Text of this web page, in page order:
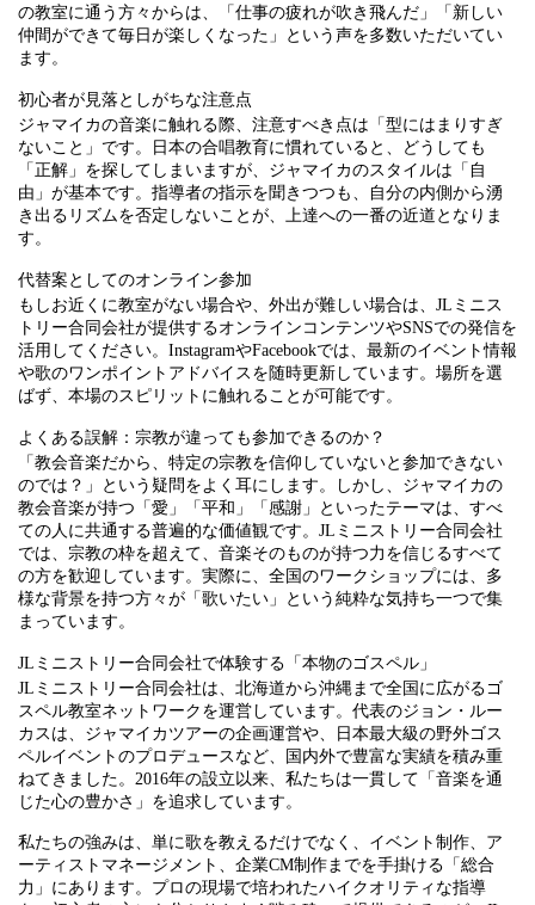
の教室に通う方々からは、「仕事の疲れが吹き飛んだ」「新しい
仲間ができて毎日が楽しくなった」という声を多数いただいてい
ます。
初心者が見落としがちな注意点
ジャマイカの音楽に触れる際、注意すべき点は「型にはまりすぎ
ないこと」です。日本の合唱教育に慣れていると、どうしても
「正解」を探してしまいますが、ジャマイカのスタイルは「自
由」が基本です。指導者の指示を聞きつつも、自分の内側から湧
き出るリズムを否定しないことが、上達への一番の近道となりま
す。
代替案としてのオンライン参加
もしお近くに教室がない場合や、外出が難しい場合は、JLミニス
トリー合同会社が提供するオンラインコンテンツやSNSでの発信を
活用してください。InstagramやFacebookでは、最新のイベント情報
や歌のワンポイントアドバイスを随時更新しています。場所を選
ばず、本場のスピリットに触れることが可能です。
よくある誤解：宗教が違っても参加できるのか？
「教会音楽だから、特定の宗教を信仰していないと参加できない
のでは？」という疑問をよく耳にします。しかし、ジャマイカの
教会音楽が持つ「愛」「平和」「感謝」といったテーマは、すべ
ての人に共通する普遍的な価値観です。JLミニストリー合同会社
では、宗教の枠を超えて、音楽そのものが持つ力を信じるすべて
の方を歓迎しています。実際に、全国のワークショップには、多
様な背景を持つ方々が「歌いたい」という純粋な気持ち一つで集
まっています。
JLミニストリー合同会社で体験する「本物のゴスペル」
JLミニストリー合同会社は、北海道から沖縄まで全国に広がるゴ
スペル教室ネットワークを運営しています。代表のジョン・ルー
カスは、ジャマイカツアーの企画運営や、日本最大級の野外ゴス
ペルイベントのプロデュースなど、国内外で豊富な実績を積み重
ねてきました。2016年の設立以来、私たちは一貫して「音楽を通
じた心の豊かさ」を追求しています。
私たちの強みは、単に歌を教えるだけでなく、イベント制作、ア
ーティストマネージメント、企業CM制作までを手掛ける「総合
力」にあります。プロの現場で培われたハイクオリティな指導